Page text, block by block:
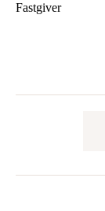
Fastgiver